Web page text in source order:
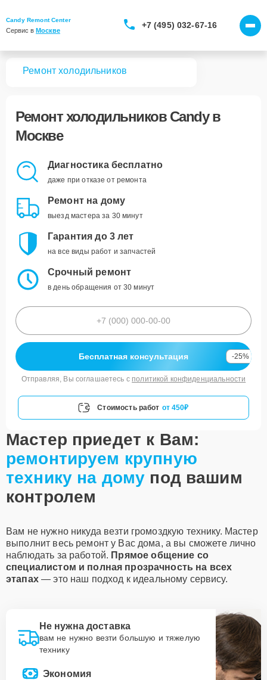
Candy Remont Center
Сервис в Москве
+7 (495) 032-67-16
Ремонт холодильников
Ремонтхолодильников Candyв
Москве
Диагностика бесплатно
даже при отказе от ремонта
Ремонт на дому
выезд мастера за 30 минут
Гарантия до 3 лет
на все виды работ и запчастей
Срочный ремонт
в день обращения от 30 минут
Бесплатная консультация -25%
Отправляя, Вы соглашаетесь с политикой конфиденциальности
Стоимость работ от 450₽
Мастер приедет к Вам:
ремонтируем крупную
технику на дому под вашим
контролем
Вам не нужно никуда везти громоздкую технику. Мастер
выполнит весь ремонт у Вас дома, а вы сможете лично
наблюдать за работой. Прямое общение со
специалистом и полная прозрачность на всех
этапах— это наш подход к идеальному сервису.
Не нужна доставка
вам не нужно везти большую и тяжелую
технику
Экономия